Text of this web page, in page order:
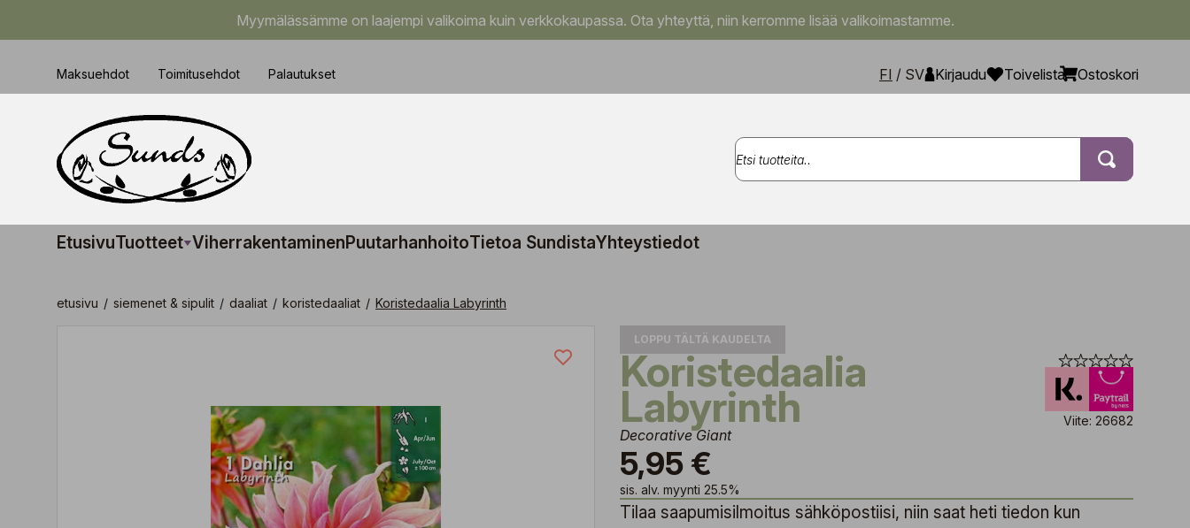
Myymälässämme on laajempi valikoima kuin verkkokaupassa. Ota yhteyttä, niin kerromme lisää valikoimastamme.
Maksuehdot Toimitusehdot Palautukset FI / SV Kirjaudu Toivelista Ostoskori
EtusivuTuotteet ViherrakentaminenPuutarhanhoitoTietoa SundistaYhteystiedot
etusivu / siemenet & sipulit / daaliat / koristedaaliat / Koristedaalia Labyrinth
LOPPU TÄLTÄ KAUDELTA
Koristedaalia
Labyrinth
Decorative Giant
5,95 €
sis. alv. myynti 25.5%
Viite: 26682
Tilaa saapumisilmoitus sähköpostiisi, niin saat heti tiedon kun